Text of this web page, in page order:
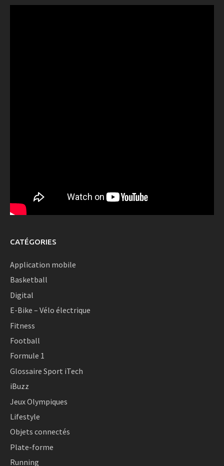
CATÉGORIES
Application mobile
Basketball
Digital
E-Bike – Vélo électrique
Fitness
Football
Formule 1
Glossaire Sport iTech
iBuzz
Jeux Olympiques
Lifestyle
Objets connectés
Plate-forme
Running